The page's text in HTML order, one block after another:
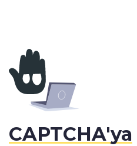
CAPTCHA'ya